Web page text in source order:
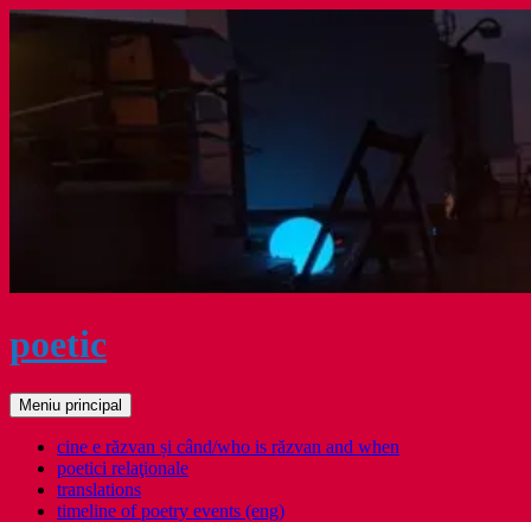
Sari
poetic
Caută
Meniu principal
cine e răzvan și când/who is răzvan and when
poetici relaţionale
translations
timeline of poetry events (eng)